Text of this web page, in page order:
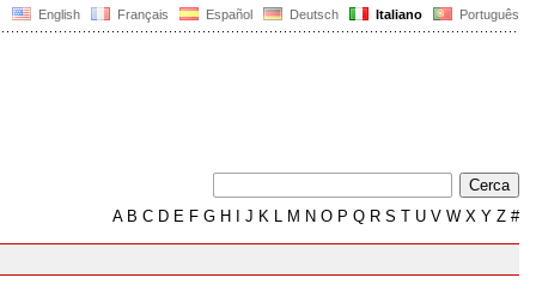
English Français Español Deutsch Italiano Português
AB C D E F G H J K L M N O P Q R S T U V W X Y Z #